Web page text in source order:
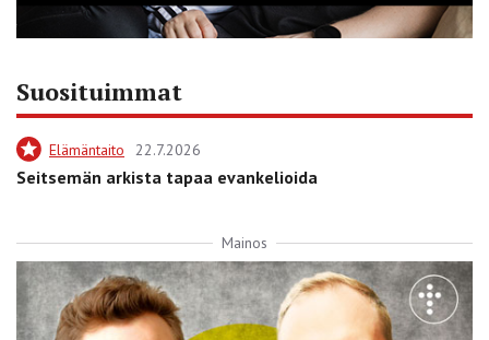
Suosituimmat
Elämäntaito 22.7.2026
Seitsemän arkista tapaa evankelioida
Mainos